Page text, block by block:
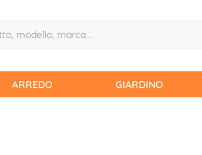
ARREDO GIARDINO